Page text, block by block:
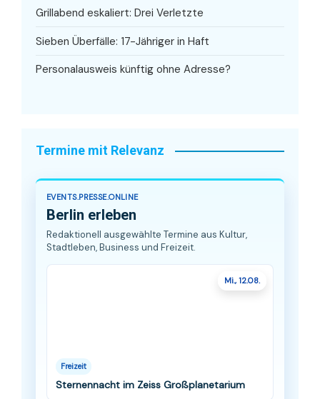
Grillabend eskaliert: Drei Verletzte
Sieben Überfälle: 17-Jähriger in Haft
Personalausweis künftig ohne Adresse?
Termine mit Relevanz
EVENTS.PRESSE.ONLINE
Berlin erleben
Redaktionell ausgewählte Termine aus Kultur,
Stadtleben, Business und Freizeit.
Mi., 12.08.
Freizeit
Sternennacht im Zeiss Großplanetarium